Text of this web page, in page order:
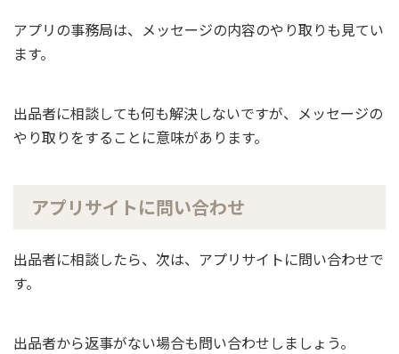
アプリの事務局は、メッセージの内容のやり取りも見てい
ます。
出品者に相談しても何も解決しないですが、メッセージの
やり取りをすることに意味があります。
アプリサイトに問い合わせ
出品者に相談したら、次は、アプリサイトに問い合わせで
す。
出品者から返事がない場合も問い合わせしましょう。